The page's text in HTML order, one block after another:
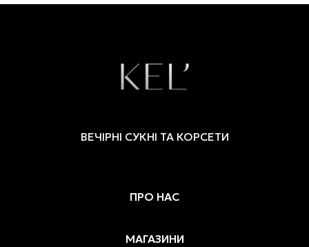
ВЕЧІРНІ СУКНІ ТА КОРСЕТИ
ПРО НАС
МАГАЗИНИ